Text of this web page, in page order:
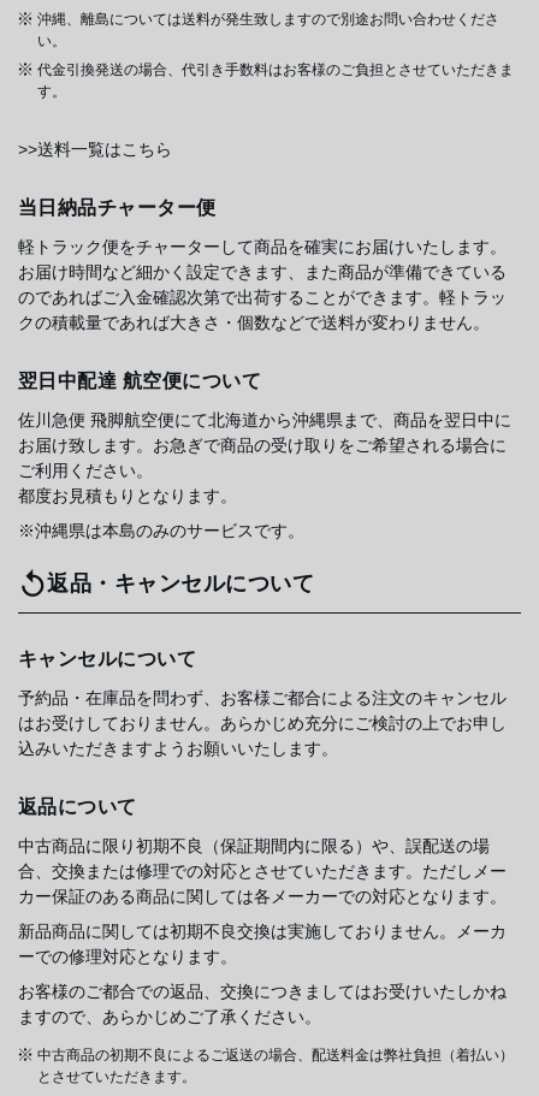
沖縄、離島については送料が発生致しますので別途お問い合わせくださ
い。
代金引換発送の場合、代引き手数料はお客様のご負担とさせていただきま
す。
>>送料一覧はこちら
当日納品チャーター便
軽トラック便をチャーターして商品を確実にお届けいたします。
お届け時間など細かく設定できます、また商品が準備できている
のであればご入金確認次第で出荷することができます。軽トラッ
クの積載量であれば大きさ・個数などで送料が変わりません。
翌日中配達 航空便について
佐川急便 飛脚航空便にて北海道から沖縄県まで、商品を翌日中に
お届け致します。お急ぎで商品の受け取りをご希望される場合に
ご利用ください。
都度お見積もりとなります。
※沖縄県は本島のみのサービスです。
返品・キャンセルについて
キャンセルについて
予約品・在庫品を問わず、お客様ご都合による注文のキャンセル
はお受けしておりません。あらかじめ充分にご検討の上でお申し
込みいただきますようお願いいたします。
返品について
中古商品に限り初期不良（保証期間内に限る）や、誤配送の場
合、交換または修理での対応とさせていただきます。ただしメー
カー保証のある商品に関しては各メーカーでの対応となります。
新品商品に関しては初期不良交換は実施しておりません。メーカ
ーでの修理対応となります。
お客様のご都合での返品、交換につきましてはお受けいたしかね
ますので、あらかじめご了承ください。
中古商品の初期不良によるご返送の場合、配送料金は弊社負担（着払い）
とさせていただきます。